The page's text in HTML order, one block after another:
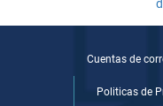
Cuentas de
Politicas de